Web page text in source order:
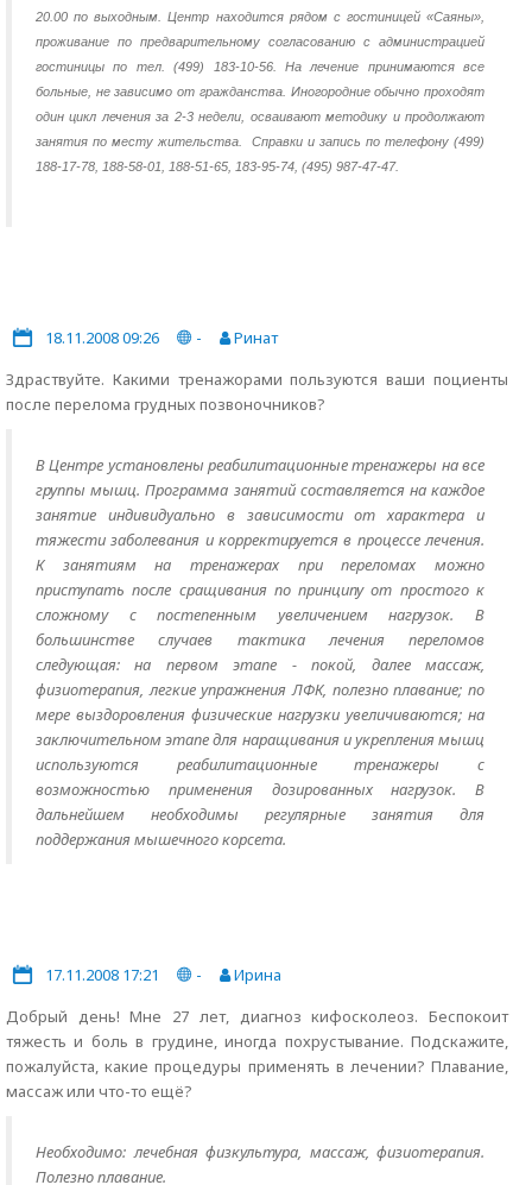
20.00 по выходным. Центр находится рядом с гостиницей «Саяны»,
проживание по предварительному согласованию с администрацией
гостиницы по тел. (499) 183-10-56. На лечение принимаются все
больные, не зависимо от гражданства. Иногородние обычно проходят
один цикл лечения за 2-3 недели, осваивают методику и продолжают
занятия по месту жительства.
Справки и запись по телефону (499)
188-17-78, 188-58-01, 188-51-65, 183-95-74, (495) 987-47-47.
18.11.2008 09:26 -
Ринат
Здраствуйте. Какими тренажорами пользуются ваши поциенты
после перелома грудных позвоночников?
В Центре установлены реабилитационные тренажеры на все
группы мышц. Программа занятий составляется на каждое
занятие индивидуально в зависимости от характера и
тяжести заболевания и корректируется в процессе лечения.
К занятиям на тренажерах при переломах можно
приступать после сращивания по принципу от простого к
сложному с постепенным увеличением нагрузок. В
большинстве случаев тактика лечения переломов
следующая: на первом этапе - покой, далее массаж,
физиотерапия, легкие упражнения ЛФК, полезно плавание; по
мере выздоровления физические нагрузки увеличиваются; на
заключительном этапе для наращивания и укрепления мышц
используются реабилитационные тренажеры с
возможностью применения дозированных нагрузок. В
дальнейшем необходимы регулярные занятия для
поддержания мышечного корсета.
17.11.2008 17:21 -
Ирина
Добрый день! Мне 27 лет, диагноз кифосколеоз. Беспокоит
тяжесть и боль в грудине, иногда похрустывание. Подскажите,
пожалуйста, какие процедуры применять в лечении? Плавание,
массаж или что-то ещё?
Необходимо: лечебная физкультура, массаж, физиотерапия.
Полезно плавание.